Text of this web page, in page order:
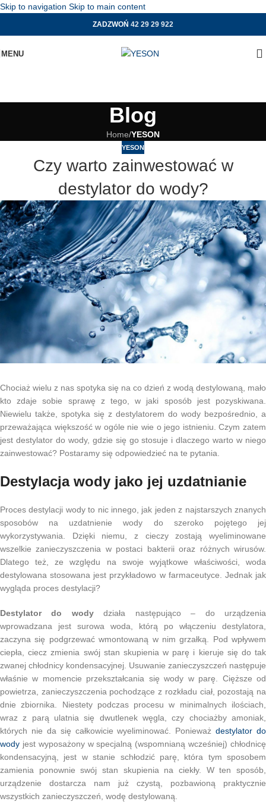
Skip to navigation Skip to main content
ZADZWOŃ 42 29 29 922
MENU
Blog
Home/YESON
YESON
Czy warto zainwestować w
destylator do wody?
Chociaż wielu z nas spotyka się na co dzień z wodą destylowaną, mało
kto zdaje sobie sprawę z tego, w jaki sposób jest pozyskiwana.
Niewielu także, spotyka się z destylatorem do wody bezpośrednio, a
przeważająca większość w ogóle nie wie o jego istnieniu. Czym zatem
jest destylator do wody, gdzie się go stosuje i dlaczego warto w niego
zainwestować? Postaramy się odpowiedzieć na te pytania.
Destylacja wody jako jej uzdatnianie
Proces destylacji wody to nic innego, jak jeden z najstarszych znanych
sposobów na uzdatnienie wody do szeroko pojętego jej
wykorzystywania. Dzięki niemu, z cieczy zostają wyeliminowane
wszelkie zanieczyszczenia w postaci bakterii oraz różnych wirusów.
Dlatego też, ze względu na swoje wyjątkowe właściwości, woda
destylowana stosowana jest przykładowo w farmaceutyce. Jednak jak
wygląda proces destylacji?
Destylator do wodydziała następująco – do urządzenia
wprowadzana jest surowa woda, którą po włączeniu destylatora,
zaczyna się podgrzewać wmontowaną w nim grzałką. Pod wpływem
ciepła, ciecz zmienia swój stan skupienia w parę i kieruje się do tak
zwanej chłodnicy kondensacyjnej. Usuwanie zanieczyszczeń następuje
właśnie w momencie przekształcania się wody w parę. Cięższe od
powietrza, zanieczyszczenia pochodzące z rozkładu ciał, pozostają na
dnie zbiornika. Niestety podczas procesu w minimalnych ilościach,
wraz z parą ulatnia się dwutlenek węgla, czy chociażby amoniak,
których nie da się całkowicie wyeliminować. Ponieważdestylator do
wody jest wyposażony w specjalną (wspomnianą wcześniej) chłodnicę
kondensacyjną, jest w stanie schłodzić parę, która tym sposobem
zamienia ponownie swój stan skupienia na ciekły. W ten sposób,
urządzenie dostarcza nam już czystą, pozbawioną praktycznie
wszystkich zanieczyszczeń, wodę destylowaną.